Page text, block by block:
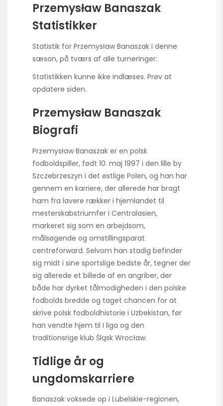
Przemysław Banaszak
Statistikker
Statistik for Przemysław Banaszak i denne
sæson, på tværs af alle turneringer:
Statistikken kunne ikke indlæses. Prøv at
opdatere siden.
Przemysław Banaszak
Biografi
Przemysław Banaszak er en polsk
fodboldspiller, født 10. maj 1997 i den lille by
Szczebrzeszyn i det østlige Polen, og han har
gennem en karriere, der allerede har bragt
ham fra lavere rækker i hjemlandet til
mesterskabstriumfer i Centralasien,
markeret sig som en arbejdsom,
målsøgende og omstillingsparat
centreforward. Selvom han stadig befinder
sig midt i sine sportslige bedste år, tegner der
sig allerede et billede af en angriber, der
både har dyrket tålmodigheden i den polske
fodbolds bredde og taget chancen for at
skrive polsk fodboldhistorie i Uzbekistan, før
han vendte hjem til I liga og den
traditionsrige klub Śląsk Wrocław.
Tidlige år og
ungdomskarriere
Banaszak voksede op i Lubelskie-regionen,